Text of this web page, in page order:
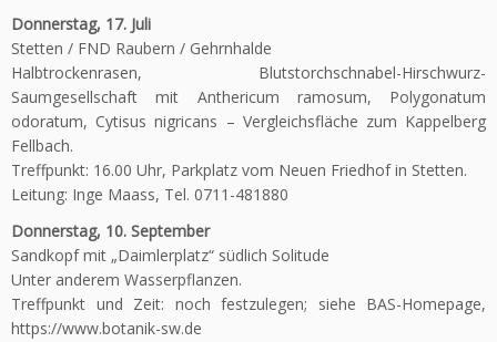
Donnerstag, 17. Juli
Stetten / FND Raubern / Gehrnhalde
Halbtrockenrasen, Blutstorchschnabel-Hirschwurz-
Saumgesellschaft mit Anthericum ramosum, Polygonatum
odoratum, Cytisus nigricans – Vergleichsfläche zum Kappelberg
Fellbach.
Treffpunkt: 16.00 Uhr, Parkplatz vom Neuen Friedhof in Stetten.
Leitung: Inge Maass, Tel. 0711-481880
Donnerstag, 10. September
Sandkopf mit „Daimlerplatz“ südlich Solitude
Unter anderem Wasserpflanzen.
Treffpunkt und Zeit: noch festzulegen; siehe BAS-Homepage,
https://www.botanik-sw.de